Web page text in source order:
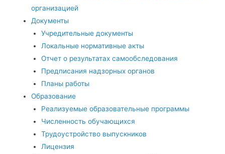
организацией
Документы
Учредительные документы
Локальные нормативные акты
Отчет о результатах самообследования
Предписания надзорных органов
Планы работы
Образование
Реализуемые образовательные программы
Численность обучающихся
Трудоустройство выпускников
Лицензия